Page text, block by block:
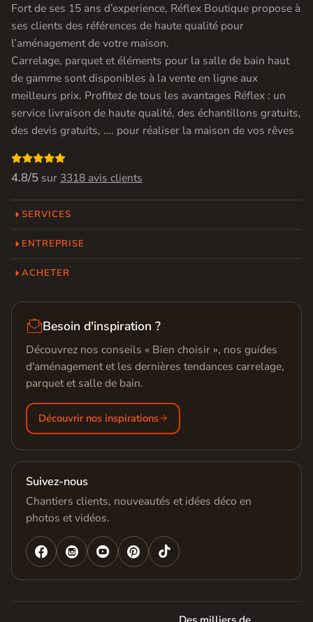
Fort de ses 15 ans d’experience, Réflex Boutique propose à
ses clients des références de haute qualité pour
l’aménagement de votre maison.
Carrelage, parquet et éléments pour la salle de bain haut
de gamme sont disponibles à la vente en ligne aux
meilleurs prix. Profitez de tous les avantages Réflex : un
service livraison de haute qualité, des échantillons gratuits,
des devis gratuits, …. pour réaliser la maison de vos rêves

4.8/5 sur 3318 avis clients
SERVICES
ENTREPRISE
ACHETER
Besoin d'inspiration ?
Découvrez nos conseils « Bien choisir », nos guides
d'aménagement et les dernières tendances carrelage,
parquet et salle de bain.
Découvrir nos inspirations
Suivez-nous
Chantiers clients, nouveautés et idées déco en
photos et vidéos.
   